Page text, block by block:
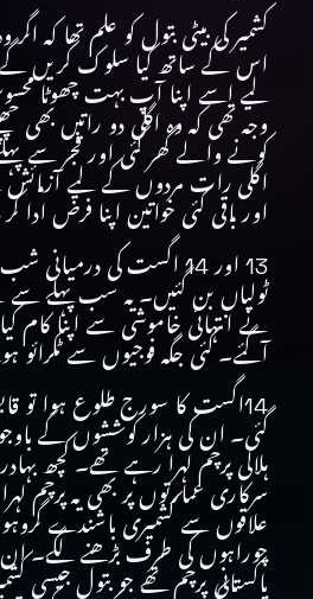
کشمیر کی بیٹی بتول کو علم تھا کہ
اس کے ساتھ کیا سلوک کریں
لیے اسے اپنا آپ بہت چھوٹا
وجہ تھی کہ وہ اگلی دو راتیں بھی
کونے والے گھر گئی اور فجر سے
اگلی رات مردوں کے لیے
اور باقی کئی خواتین اپنا فرض ادا
13 اور 14 اگست کی
ٹولیاں بن گئیں۔ یہ سب پہلے
نے انتہائی خاموشی سے اپنا کام
آگئے۔ کئی جگہ فوجیوں سے ٹکرائو
14اگست کا سورج طلوع ہوا تو
گئی۔ ان کی ہزار کوششوں کے
ہلالی پرچم لہرا رہے تھے۔ کچھ
سرکاری عمارتوں پر بھی یہ پرچم
علاقوں سے کشمیری باشندے
چوراہوں کی طرف بڑھنے لگے۔
پاکستانی پرچم تھے جو بتول جیسی